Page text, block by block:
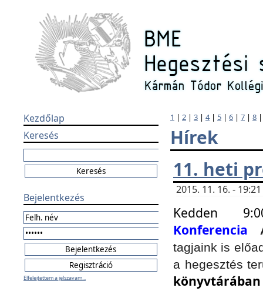
Kezdőlap
Keresés
Bejelentkezés
Elfelejtettem a jelszavam...
1 | 2 | 3 | 4| 5 | 6 | 7 | 8
Hírek
11. heti
2015. 11. 16. -
Kedden
Konferencia
tagjaink is
a hegesztés
könyvtárában